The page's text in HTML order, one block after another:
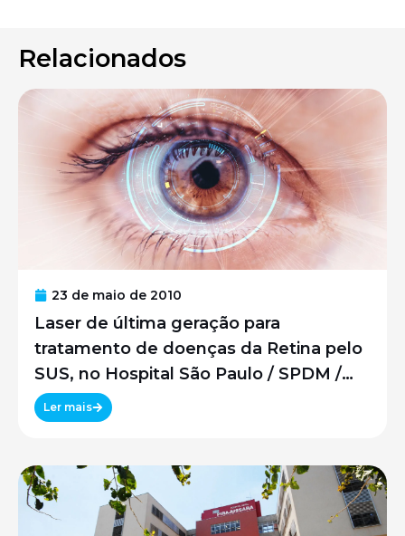
Relacionados
23 de maio de 2010
Laser de última geração para
tratamento de doenças da Retina pelo
SUS, no Hospital São Paulo / SPDM /
UNIFESP
Ler mais